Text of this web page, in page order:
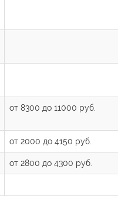
от 8300 до 11000 руб.
от 2000 до 4150 руб.
от 2800 до 4300 руб.